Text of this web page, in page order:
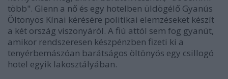
több". Glenn a nő és egy hotelben üldögélő Gyanús
Öltönyös Kínai kérésére politikai elemzéseket készít
a két ország viszonyáról. A fiú attól sem fog gyanút,
amikor rendszeresen készpénzben fizeti ki a
tenyérbemászóan barátságos öltönyös egy csillogó
hotel egyik lakosztályában.